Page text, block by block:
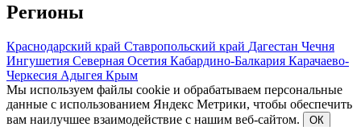
Регионы
Краснодарский край Ставропольский край Дагестан Чечня
Ингушетия Северная Осетия Кабардино-Балкария Карачаево-
Черкесия Адыгея Крым
Мы используем файлы cookie и обрабатываем персональные
данные с использованием Яндекс Метрики, чтобы обеспечить
вам наилучшее взаимодействие с нашим веб-сайтом.
ОК